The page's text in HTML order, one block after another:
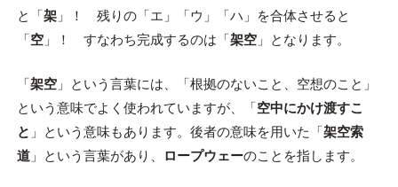
と「架」！ 残りの「エ」「ウ」「ハ」を合体させると
「空」！ すなわち完成するのは「架空」となります。
「架空」という言葉には、「根拠のないこと、空想のこと」
という意味でよく使われていますが、「空中にかけ渡すこ
と 」という意味もあります。後者の意味を用いた「架空索
道」という言葉があり、 ロープウェーのことを指します。